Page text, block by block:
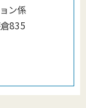
ン係
835